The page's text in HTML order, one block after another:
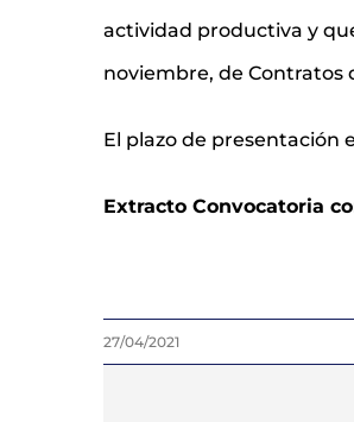
actividad productiva y
noviembre, de Contratos
El plazo de presentación
Extracto Convocatoria
27/04/2021